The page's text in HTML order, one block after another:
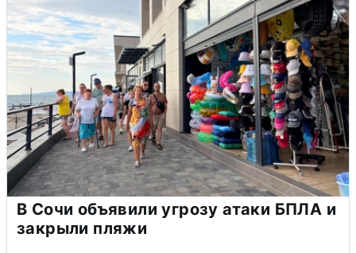
В Сочи объявили угрозу атаки БПЛА и
закрыли пляжи